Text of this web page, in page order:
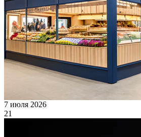
7 июля 2026
21